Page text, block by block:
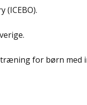
(ICEBO).
for børn med